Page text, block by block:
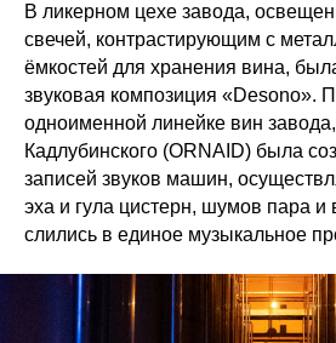
В ликерном цехе завода,
свечей, контрастирующим с
ёмкостей для хранения вина,
звуковая композиция «Desono».
одноименной линейке вин
Кадлубинского (ORNAID) была
записей звуков машин,
эха и гула цистерн, шумов пара и
слились в единое музыкальное